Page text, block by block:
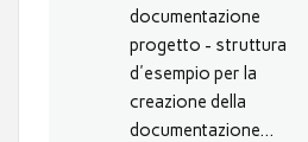
documentazione
progetto - struttura
d'esempio per la
creazione della
documentazione...